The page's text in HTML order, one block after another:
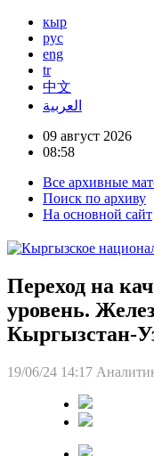
кыр
рус
eng
tr
中文
العربية
09 август 2026
08:58
Все архивные
Поиск по архиву
На основной сайт
Переход на
уровень.
Кыргызстан-
19/06/24 14:17